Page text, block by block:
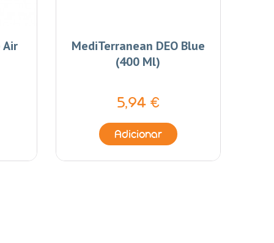
Air
MediTerranean DEO Blue
(400 Ml)
5,94 €
Adicionar